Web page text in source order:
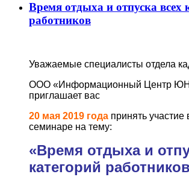
Время отдыха и отпуска всех
работников
Уважаемые специалисты отдела
ООО «Информационный Центр
приглашает вас
20 мая 2019 года принять участие
семинаре на тему:
«Время отдыха и
категорий работников